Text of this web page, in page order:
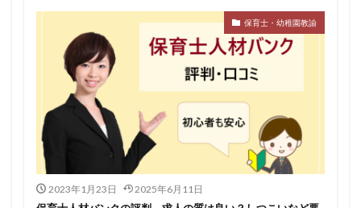
保育士・幼稚園教諭
2023年1月23日 2025年6月11日